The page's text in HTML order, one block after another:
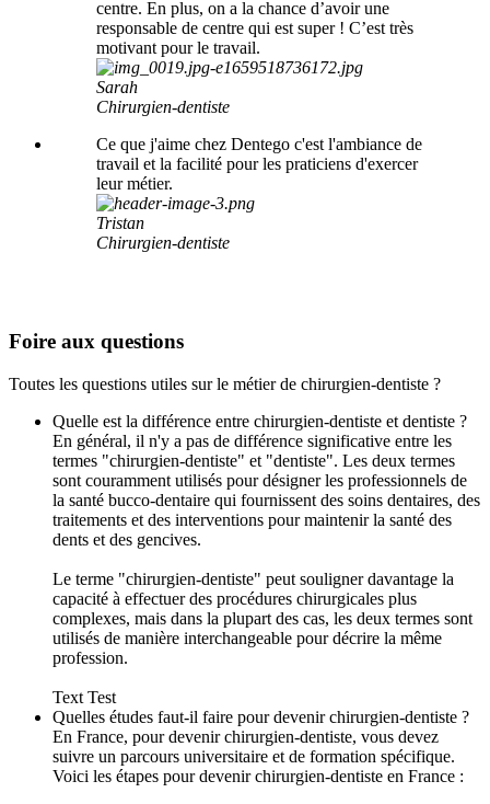
centre. En plus, on a la chance d’avoir une
responsable de centre qui est super ! C’est très
motivant pour le travail.
Sarah
Chirurgien-dentiste
Ce que j'aime chez Dentego c'est l'ambiance de
travail et la facilité pour les praticiens d'exercer
leur métier.
Tristan
Chirurgien-dentiste
Foire aux questions
Toutes les questions utiles sur le métier de chirurgien-dentiste ?
Quelle est la différence entre chirurgien-dentiste et dentiste ?
En général, il n'y a pas de différence significative entre les
termes "chirurgien-dentiste" et "dentiste". Les deux termes
sont couramment utilisés pour désigner les professionnels de
la santé bucco-dentaire qui fournissent des soins dentaires, des
traitements et des interventions pour maintenir la santé des
dents et des gencives.
Le terme "chirurgien-dentiste" peut souligner davantage la
capacité à effectuer des procédures chirurgicales plus
complexes, mais dans la plupart des cas, les deux termes sont
utilisés de manière interchangeable pour décrire la même
profession.
Text Test
Quelles études faut-il faire pour devenir chirurgien-dentiste ?
En France, pour devenir chirurgien-dentiste, vous devez
suivre un parcours universitaire et de formation spécifique.
Voici les étapes pour devenir chirurgien-dentiste en France :